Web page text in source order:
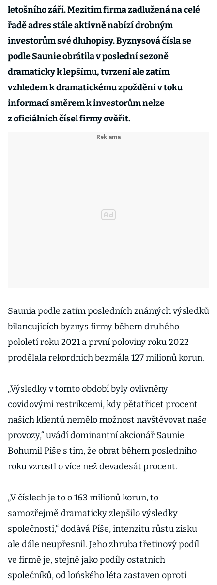
letošního září. Mezitím firma zadlužená na celé
řadě adres stále aktivně nabízí drobným
investorům své dluhopisy. Byznysová čísla se
podle Saunie obrátila v poslední sezoně
dramaticky k lepšímu, tvrzení ale zatím
vzhledem k dramatickému zpoždění v toku
informací směrem k investorům nelze
z oficiálních čísel firmy ověřit.
Saunia podle zatím posledních známých výsledků
bilancujících byznys firmy během druhého
pololetí roku 2021 a první poloviny roku 2022
prodělala rekordních bezmála 127 milionů korun.
„Výsledky v tomto období byly ovlivněny
covidovými restrikcemi, kdy pětatřicet procent
našich klientů nemělo možnost navštěvovat naše
provozy,“ uvádí dominantní akcionář Saunie
Bohumil Píše s tím, že obrat během posledního
roku vzrostl o více než devadesát procent.
„V číslech je to o 163 milionů korun, to
samozřejmě dramaticky zlepšilo výsledky
společnosti,“ dodává Píše, intenzitu růstu zisku
ale dále neupřesnil. Jeho zhruba třetinový podíl
ve firmě je, stejně jako podíly ostatních
společníků, od loňského léta zastaven oproti